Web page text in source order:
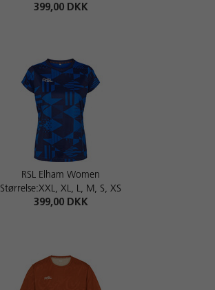
399,00 DKK
RSL Elham Women
Størrelse:XXL, XL, L, M, S, XS
399,00 DKK